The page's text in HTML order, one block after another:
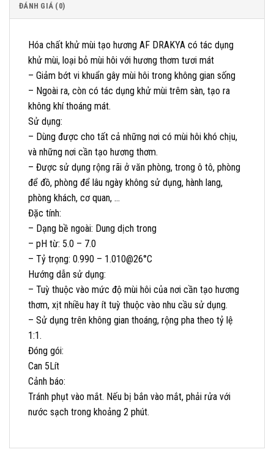
ĐÁNH GIÁ (0)
Hóa chất khử mùi tạo hương AF DRAKYA có tác dụng
khử mùi, loại bỏ mùi hôi với hương thơm tươi mát
– Giảm bớt vi khuẩn gây mùi hôi trong không gian sống
– Ngoài ra, còn có tác dụng khử mùi trêm sàn, tạo ra
không khí thoáng mát.
Sử dụng:
– Dùng được cho tất cả những nơi có mùi hôi khó chịu,
và những nơi cần tạo hương thơm.
– Được sử dụng rộng rãi ở văn phòng, trong ô tô, phòng
để đồ, phòng để lâu ngày không sử dụng, hành lang,
phòng khách, cơ quan, …
Đặc tính:
– Dạng bề ngoài: Dung dịch trong
– pH từ: 5.0 – 7.0
– Tỷ trọng: 0.990 – 1.010@26°C
Hướng dẫn sử dụng:
– Tuỳ thuộc vào mức độ mùi hôi của nơi cần tạo hương
thơm, xịt nhiều hay ít tuỳ thuộc vào nhu cầu sử dụng.
– Sử dụng trên không gian thoáng, rộng pha theo tỷ lệ
1:1.
Đóng gói:
Can 5Lít
Cảnh báo:
Tránh phụt vào mắt. Nếu bị bắn vào mắt, phải rửa với
nước sạch trong khoảng 2 phút.